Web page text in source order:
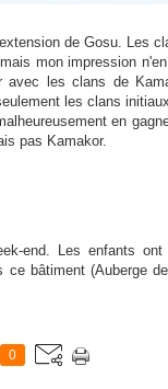
de Gosu. Les
mon impression
avec les clans de
les clans
en
pas Kamakor.
end. Les enfants
bâtiment (Auberge
0